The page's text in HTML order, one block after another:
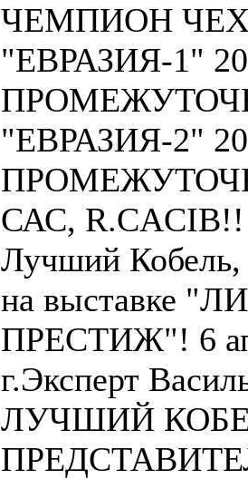
ЧЕМПИОН
"ЕВРАЗИЯ-1"
"ЕВРАЗИЯ-2"
САС,
Лучший
на выставке
ПРЕСТИЖ"! 6
г.Эксперт
ЛУЧШИЙ